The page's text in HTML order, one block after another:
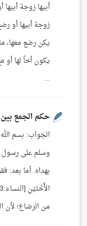
أبيها زوجة
زوجة أبيها أو
يكن رضع معها،
يكون أخاً لها أو
...
حكم الجمع
الجواب: بسم
وسلم على رسول
بهداه. أما بعد:
من الرضاع؛ لأن